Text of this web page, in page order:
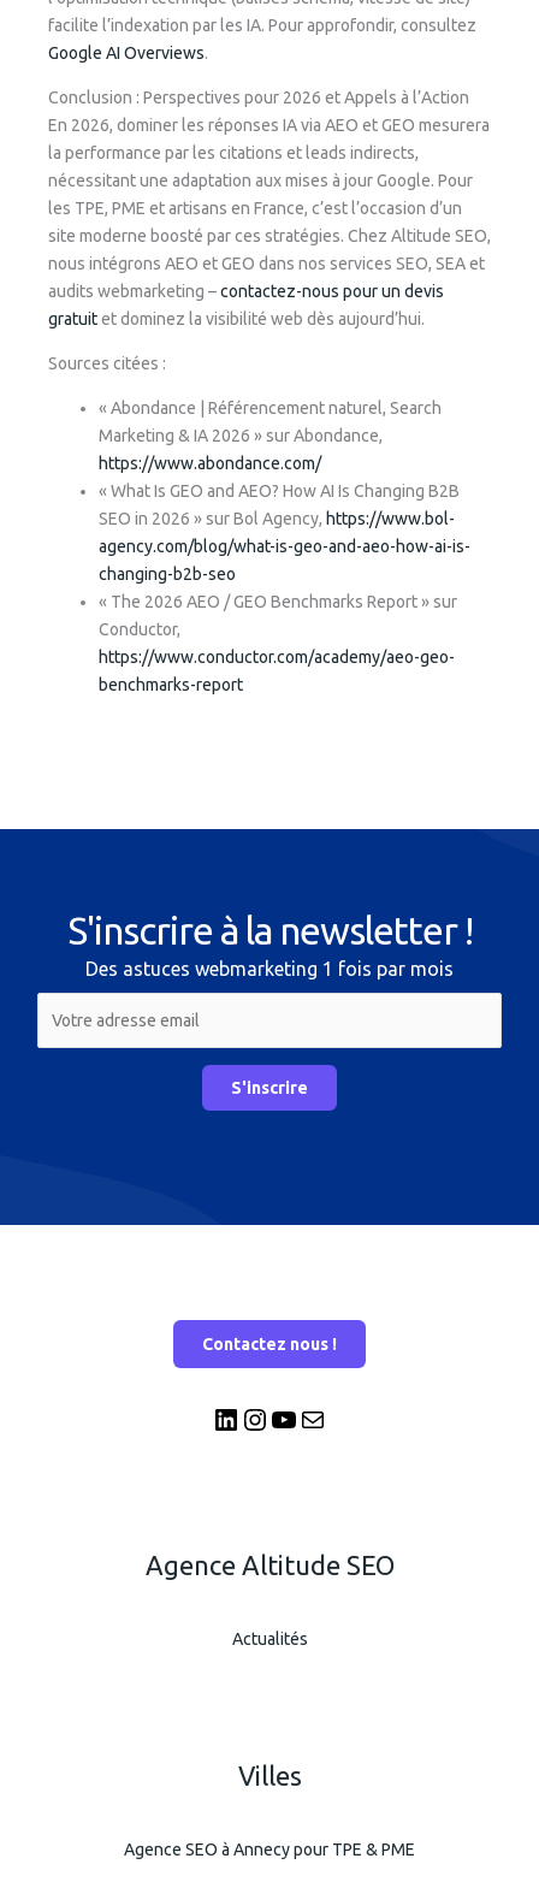
facilite l’indexation par les IA. Pour approfondir, consultez
Google AI Overviews.
Conclusion : Perspectives pour 2026 et Appels à l’Action
En 2026, dominer les réponses IA via AEO et GEO mesurera
la performance par les citations et leads indirects,
nécessitant une adaptation aux mises à jour Google. Pour
les TPE, PME et artisans en France, c’est l’occasion d’un
site moderne boosté par ces stratégies. Chez Altitude SEO,
nous intégrons AEO et GEO dans nos services SEO, SEA et
audits webmarketing –contactez-nous pour un devis
gratuitet dominez la visibilité web dès aujourd’hui.
Sources citées :
« Abondance | Référencement naturel, Search
Marketing & IA 2026 » sur Abondance,
https://www.abondance.com/
« What Is GEO and AEO? How AI Is Changing B2B
SEO in 2026 » sur Bol Agency, https://www.bol-
agency.com/blog/what-is-geo-and-aeo-how-ai-is-
changing-b2b-seo
« The 2026 AEO / GEO Benchmarks Report » sur
Conductor,
https://www.conductor.com/academy/aeo-geo-
benchmarks-report
S'inscrire à la newsletter !
Des astuces webmarketing 1 fois par mois
Contactez nous !
Agence Altitude SEO
Actualités
Villes
Agence SEO à Annecy pour TPE & PME